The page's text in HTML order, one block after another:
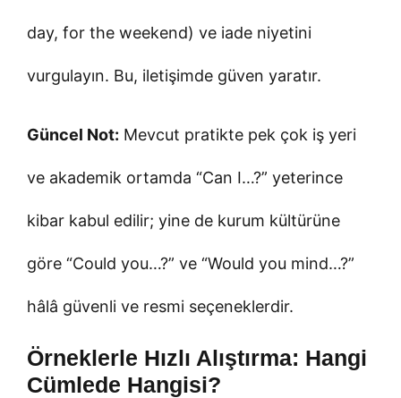
day, for the weekend) ve iade niyetini
vurgulayın. Bu, iletişimde güven yaratır.
Güncel Not: Mevcut pratikte pek çok iş yeri
ve akademik ortamda “Can I…?” yeterince
kibar kabul edilir; yine de kurum kültürüne
göre “Could you…?” ve “Would you mind…?”
hâlâ güvenli ve resmi seçeneklerdir.
Örneklerle Hızlı Alıştırma: Hangi
Cümlede Hangisi?